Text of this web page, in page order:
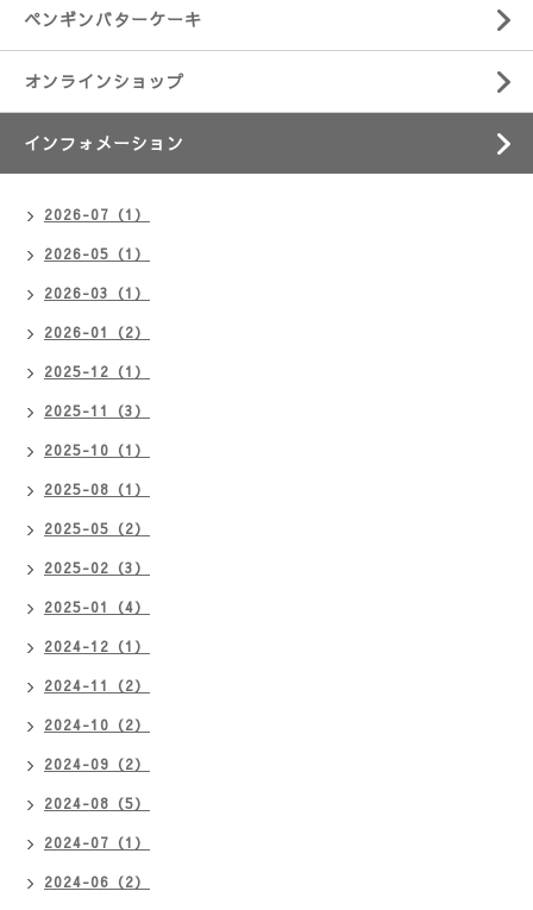
ペンギンバターケーキ
オンラインショップ
インフォメーション
2026-07（1）
2026-05（1）
2026-03（1）
2026-01（2）
2025-12（1）
2025-11（3）
2025-10（1）
2025-08（1）
2025-05（2）
2025-02（3）
2025-01（4）
2024-12（1）
2024-11（2）
2024-10（2）
2024-09（2）
2024-08（5）
2024-07（1）
2024-06（2）